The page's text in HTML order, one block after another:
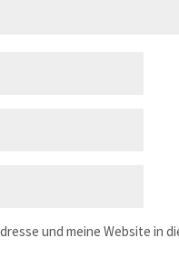
und meine Website